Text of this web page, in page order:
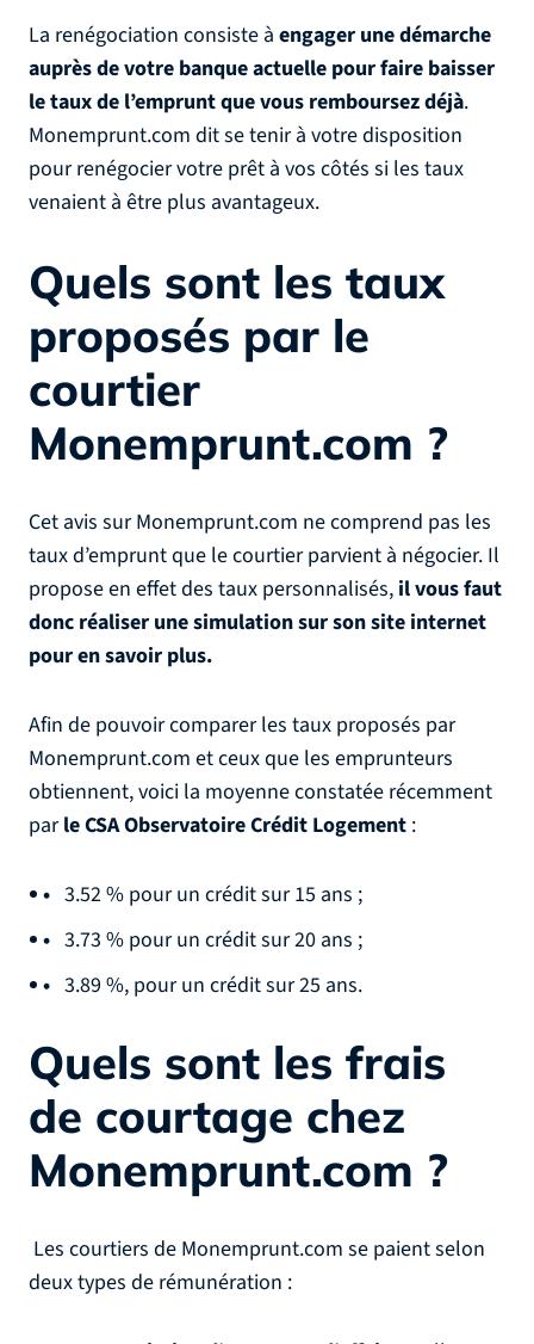
La renégociation consiste à engager une démarche
auprès de votre banque actuelle pour faire baisser
le taux de l’emprunt que vous remboursez déjà.
Monemprunt.com dit se tenir à votre disposition
pour renégocier votre prêt à vos côtés si les taux
venaient à être plus avantageux.
Quels sont les taux
proposés par le
courtier
Monemprunt.com ?
Cet avis sur Monemprunt.com ne comprend pas les
taux d’emprunt que le courtier parvient à négocier. Il
propose en effet des taux personnalisés, il vous faut
donc réaliser une simulation sur son site internet
pour en savoir plus.
Afin de pouvoir comparer les taux proposés par
Monemprunt.com et ceux que les emprunteurs
obtiennent, voici la moyenne constatée récemment
parle CSA Observatoire Crédit Logement :
3.52 % pour un crédit sur 15 ans ;
3.73 % pour un crédit sur 20 ans ;
3.89 %, pour un crédit sur 25 ans.
Quels sont les frais
de courtage chez
Monemprunt.com ?
Les courtiers de Monemprunt.com se paient selon
deux types de rémunération :